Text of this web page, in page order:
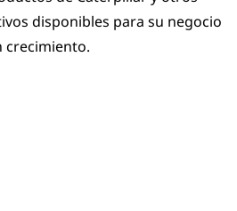
disponibles para su negocio
crecimiento.